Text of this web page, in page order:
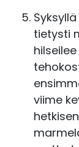
tietysti
viime